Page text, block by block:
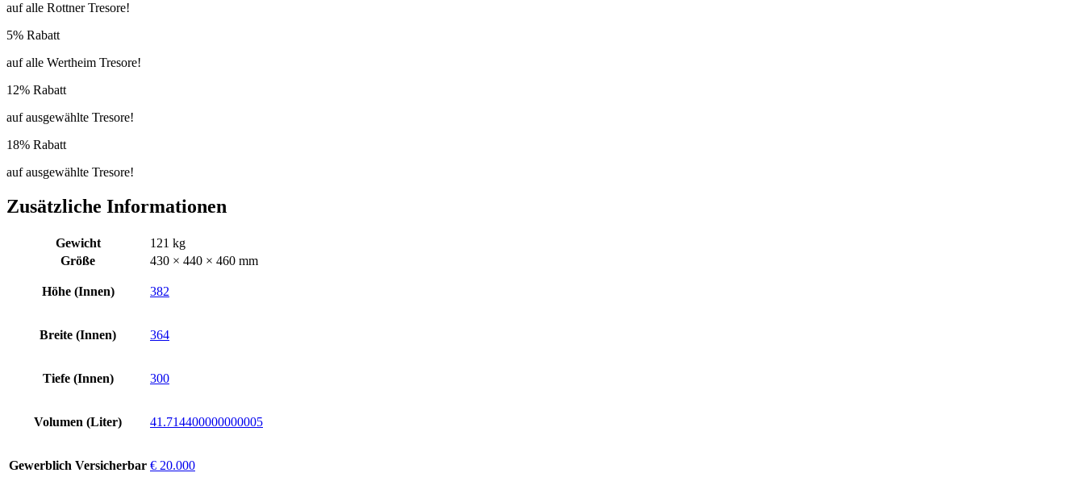
auf alle Rottner Tresore!
5% Rabatt
auf alle Wertheim Tresore!
12% Rabatt
auf ausgewählte Tresore!
18% Rabatt
auf ausgewählte Tresore!
Zusätzliche Informationen
Gewicht
121 kg
Größe
430 × 440 × 460 mm
Höhe (Innen) 382
Breite (Innen) 364
Tiefe (Innen) 300
Volumen (Liter) 41.714400000000005
Gewerblich Versicherbar € 20.000